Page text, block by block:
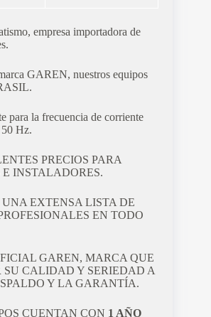
empresa importadora de
GAREN, nuestros equipos
para la frecuencia de corriente
Hz.
PRECIOS PARA
INSTALADORES.
EXTENSA LISTA DE
EN TODO
GAREN, MARCA QUE
SU CALIDAD Y SERIEDAD A
Y LA GARANTÍA.
CUENTAN CON 1 AÑO